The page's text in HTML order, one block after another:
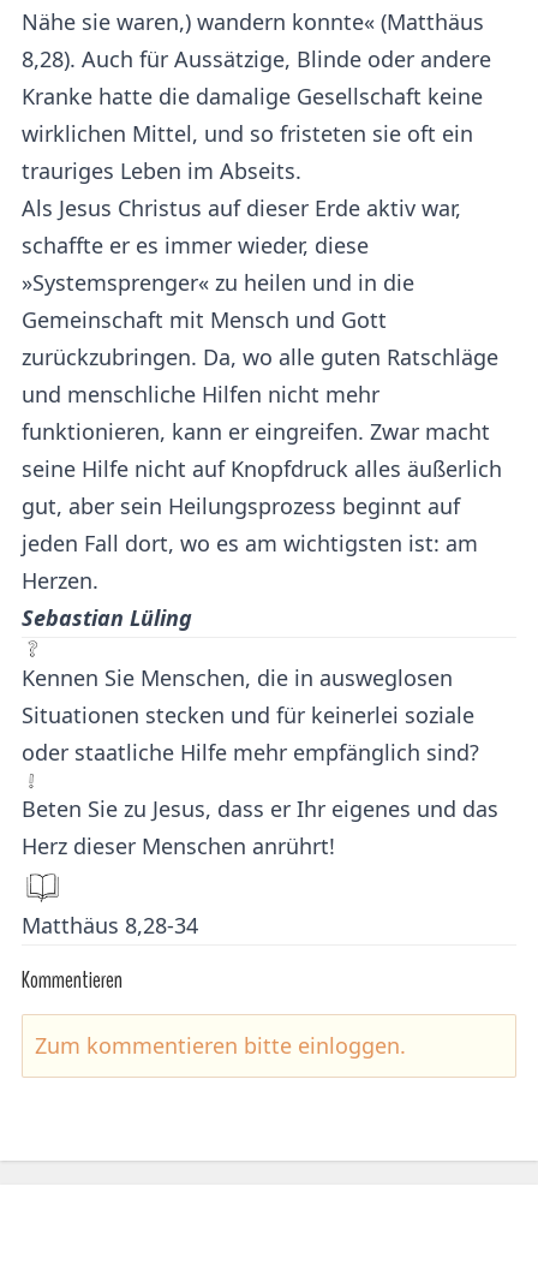
Nähe sie waren,) wandern konnte« (Matthäus
8,28). Auch für Aussätzige, Blinde oder andere
Kranke hatte die damalige Gesellschaft keine
wirklichen Mittel, und so fristeten sie oft ein
trauriges Leben im Abseits.
Als Jesus Christus auf dieser Erde aktiv war,
schaffte er es immer wieder, diese
»Systemsprenger« zu heilen und in die
Gemeinschaft mit Mensch und Gott
zurückzubringen. Da, wo alle guten Ratschläge
und menschliche Hilfen nicht mehr
funktionieren, kann er eingreifen. Zwar macht
seine Hilfe nicht auf Knopfdruck alles äußerlich
gut, aber sein Heilungsprozess beginnt auf
jeden Fall dort, wo es am wichtigsten ist: am
Herzen.
Sebastian Lüling
Kennen Sie Menschen, die in ausweglosen
Situationen stecken und für keinerlei soziale
oder staatliche Hilfe mehr empfänglich sind?
Beten Sie zu Jesus, dass er Ihr eigenes und das
Herz dieser Menschen anrührt!
Matthäus 8,28-34
Kommentieren
Zum kommentieren bitte einloggen.